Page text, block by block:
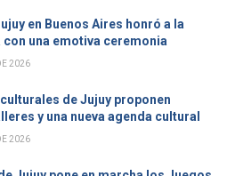
en Buenos Aires honró a la
con una emotiva ceremonia
2026
de Jujuy proponen
y una nueva agenda cultural
2026